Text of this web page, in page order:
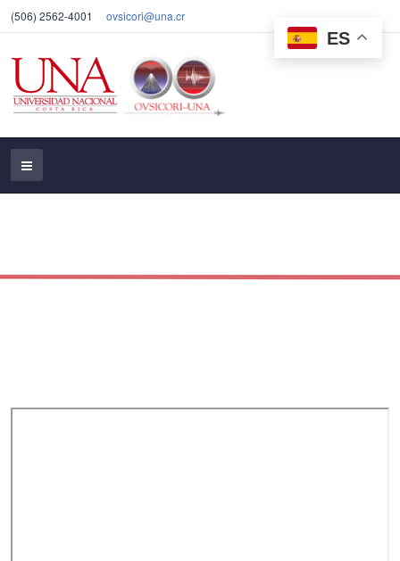
(506) 2562-4001 ovsicori@una.cr
ES